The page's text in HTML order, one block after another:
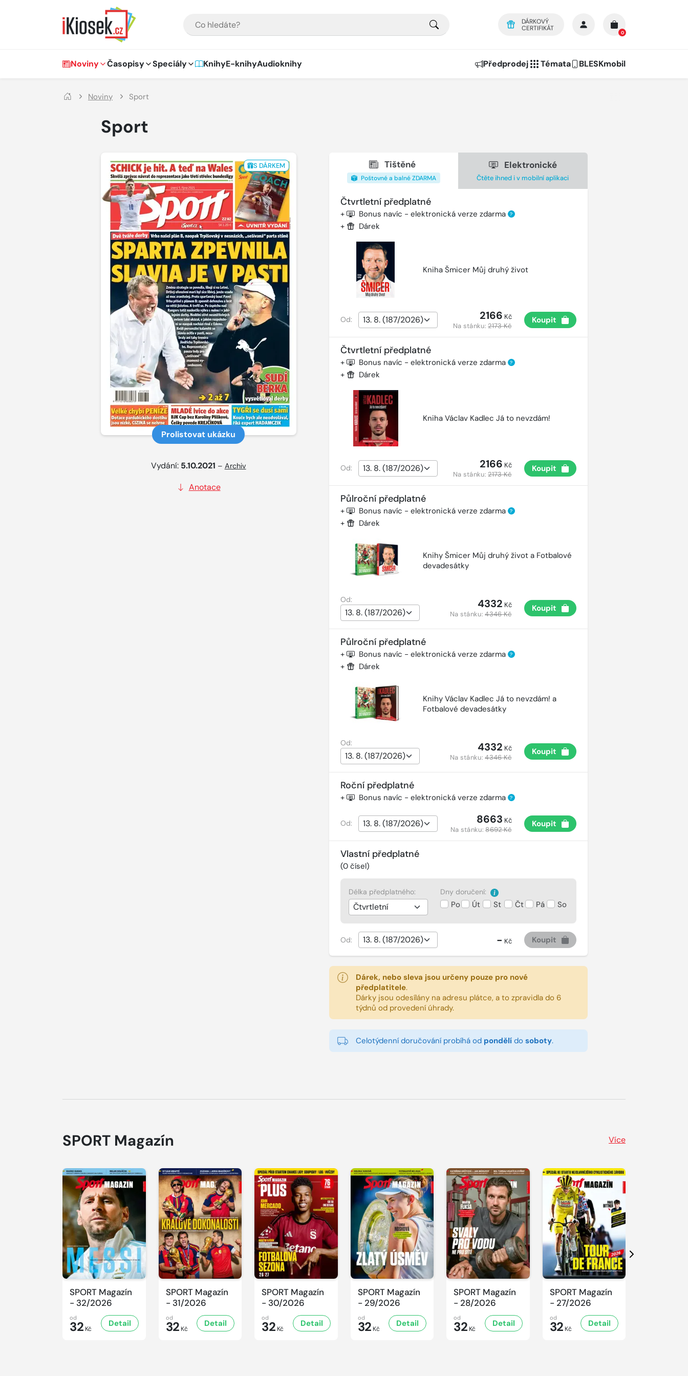
DÁRKOVÝ
CERTIFIKÁT
0
Hlavní navigace
Noviny Časopisy Speciály KnihyE-knihyAudioknihy Předprodej Témata BLESKmobil
Noviny Sport
Sport
S DÁRKEM
Prolistovat ukázku
Vydání: 5.10.2021 – Archiv
Anotace
Tištěné
Poštovné a balné ZDARMA
Elektronické
Čtěte ihned i v mobilní aplikaci
Čtvrtletní předplatné
+ Bonus navíc - elektronická verze zdarma ?
+ Dárek
Kniha Šmicer Můj druhý život
Od: 2166 Kč
Na stánku:2173 Kč
Koupit
Čtvrtletní předplatné
+ Bonus navíc - elektronická verze zdarma ?
+ Dárek
Kniha Václav Kadlec Já to nevzdám!
Od: 2166 Kč
Na stánku:2173 Kč
Koupit
Půlroční předplatné
+ Bonus navíc - elektronická verze zdarma ?
+ Dárek
Knihy Šmicer Můj druhý život a Fotbalové
devadesátky
Od: 4332 Kč
Na stánku:4346 Kč
Koupit
Půlroční předplatné
+ Bonus navíc - elektronická verze zdarma ?
+ Dárek
Knihy Václav Kadlec Já to nevzdám! a
Fotbalové devadesátky
Od: 4332 Kč
Na stánku:4346 Kč
Koupit
Roční předplatné
+ Bonus navíc - elektronická verze zdarma ?
Od: 8663 Kč
Na stánku:8692 Kč
Koupit
Vlastní předplatné
(0čísel)
Délka předplatného: Dny doručení:
Po Út St Čt Pá So
Od: - Kč Koupit
Dárek, nebo sleva jsou určeny pouze pro nové
předplatitele.
Dárky jsou odesílány na adresu plátce, a to zpravidla do 6
týdnů od provedení úhrady.
Celotýdenní doručování probíhá od pondělído soboty.
SPORT Magazín Více
SPORT Magazín
- 32/2026
od
32 Kč
Detail
SPORT Magazín
- 31/2026
od
32 Kč
Detail
SPORT Magazín
- 30/2026
od
32 Kč
Detail
SPORT Magazín
- 29/2026
od
32 Kč
Detail
SPORT Magazín
- 28/2026
od
32 Kč
Detail
SPORT Magazín
- 27/2026
od
32 Kč
Detail
Další